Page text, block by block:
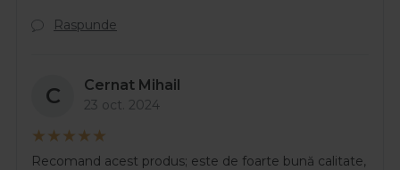
Raspunde
C Cernat Mihail
23 oct. 2024
Recomand acest produs; este de foarte bună calitate,